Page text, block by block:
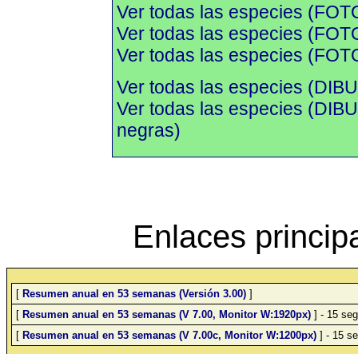
Ver todas las especies
Ver todas las especies
Ver todas las especies
Ver todas las especies
Ver todas las especies
negras)
Enlaces
[ Resumen anual en 53 semanas (Versión 3.00) ]
[ Resumen anual en 53 semanas (V 7.00, Monitor W:1920px) ] - 15
[ Resumen anual en 53 semanas (V 7.00c, Monitor W:1200px) ] - 15